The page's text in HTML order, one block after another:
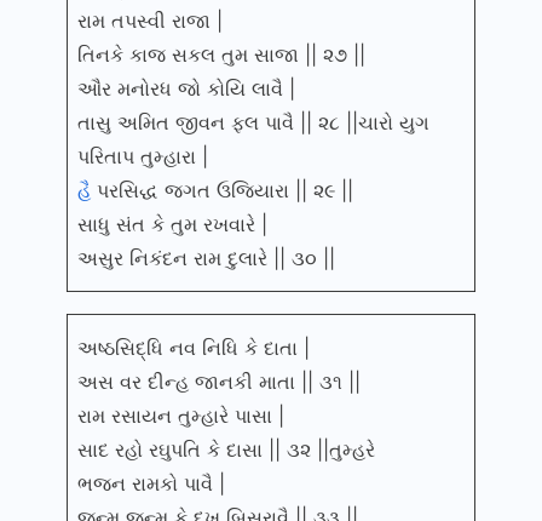
રામ તપસ્વી રાજા |
તિનકે કાજ સકલ તુમ સાજા || ૨૭ ||
ઔર મનોરધ જો કોયિ લાવૈ |
તાસુ અમિત જીવન ફલ પાવૈ || ૨૮ ||ચારો યુગ
પરિતાપ તુમ્હારા |
હૈ પરસિદ્ધ જગત ઉજિયારા || ૨૯ ||
સાધુ સંત કે તુમ રખવારે |
અસુર નિકંદન રામ દુલારે || ૩૦ ||
અષ્ઠસિદ્ધિ નવ નિધિ કે દાતા |
અસ વર દીન્હ જાનકી માતા || ૩૧ ||
રામ રસાયન તુમ્હારે પાસા |
સાદ રહો રઘુપતિ કે દાસા || ૩૨ ||તુમ્હરે
ભજન રામકો પાવૈ |